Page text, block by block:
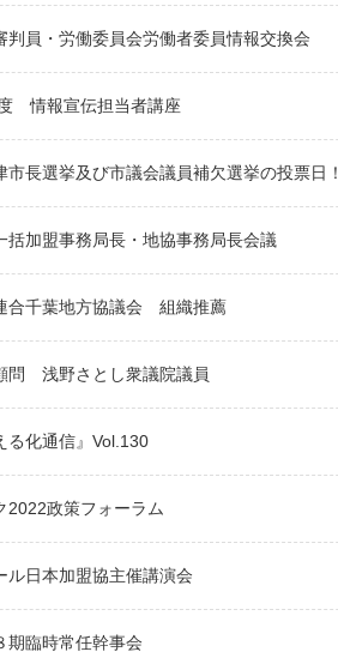
員・労働委員会労働者委員情報交換会
情報宣伝担当者講座
長選挙及び市議会議員補欠選挙の投票日！
括加盟事務局長・地協事務局長会議
合千葉地方協議会 組織推薦
浅野さとし衆議院議員
る化通信』Vol.130
2022政策フォーラム
ル日本加盟協主催講演会
臨時常任幹事会